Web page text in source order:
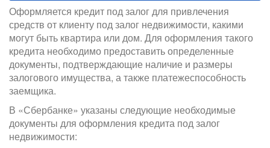
Оформляется кредит под залог для привлечения
средств от клиенту под залог недвижимости, какими
могут быть квартира или дом. Для оформления такого
кредита необходимо предоставить определенные
документы, подтверждающие наличие и размеры
залогового имущества, а также платежеспособность
заемщика.
В «Сбербанке» указаны следующие необходимые
документы для оформления кредита под залог
недвижимости: